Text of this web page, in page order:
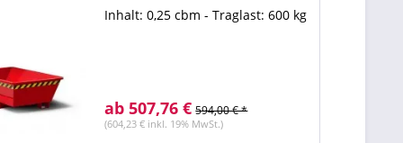
Inhalt: 0,25 cbm - Traglast: 600 kg
ab 507,76 € 594,00 € *
(604,23 € inkl. 19% MwSt.)